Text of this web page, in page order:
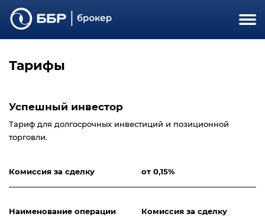
Тарифы
Успешный инвестор
Тариф для долгосрочных инвестиций и позиционной
торговли.
Комиcсия за сделку от 0,15%
Наименование операции Комиссия за сделку